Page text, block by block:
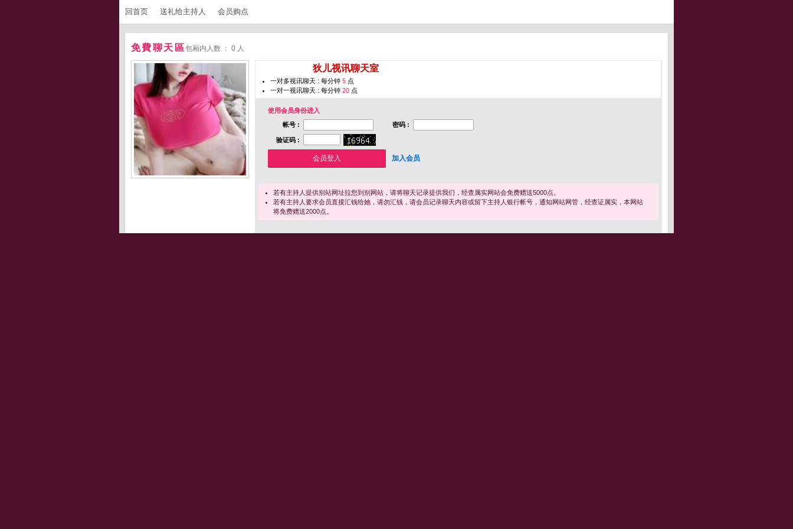
回首页 送礼给主持人 会员购点
免費聊天區包厢内人数 ： 0 人
狄儿视讯聊天室
一对多视讯聊天 : 每分钟 5 点
一对一视讯聊天 : 每分钟 20 点
使用会员身份进入
帐号 :
密码 :
验证码 :
加入会员
若有主持人提供别站网址拉您到别网站，请将聊天记录提供我们，经查属实网站会免费赠送5000点。
若有主持人要求会员直接汇钱给她，请勿汇钱，请会员记录聊天内容或留下主持人银行帐号，通知网站网管，经查证属实，本网站
将免费赠送2000点。